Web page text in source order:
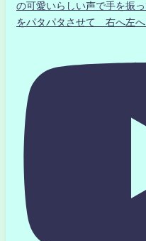
の可愛いらしい声で手を振
をパタパタさせて 右へ左へ